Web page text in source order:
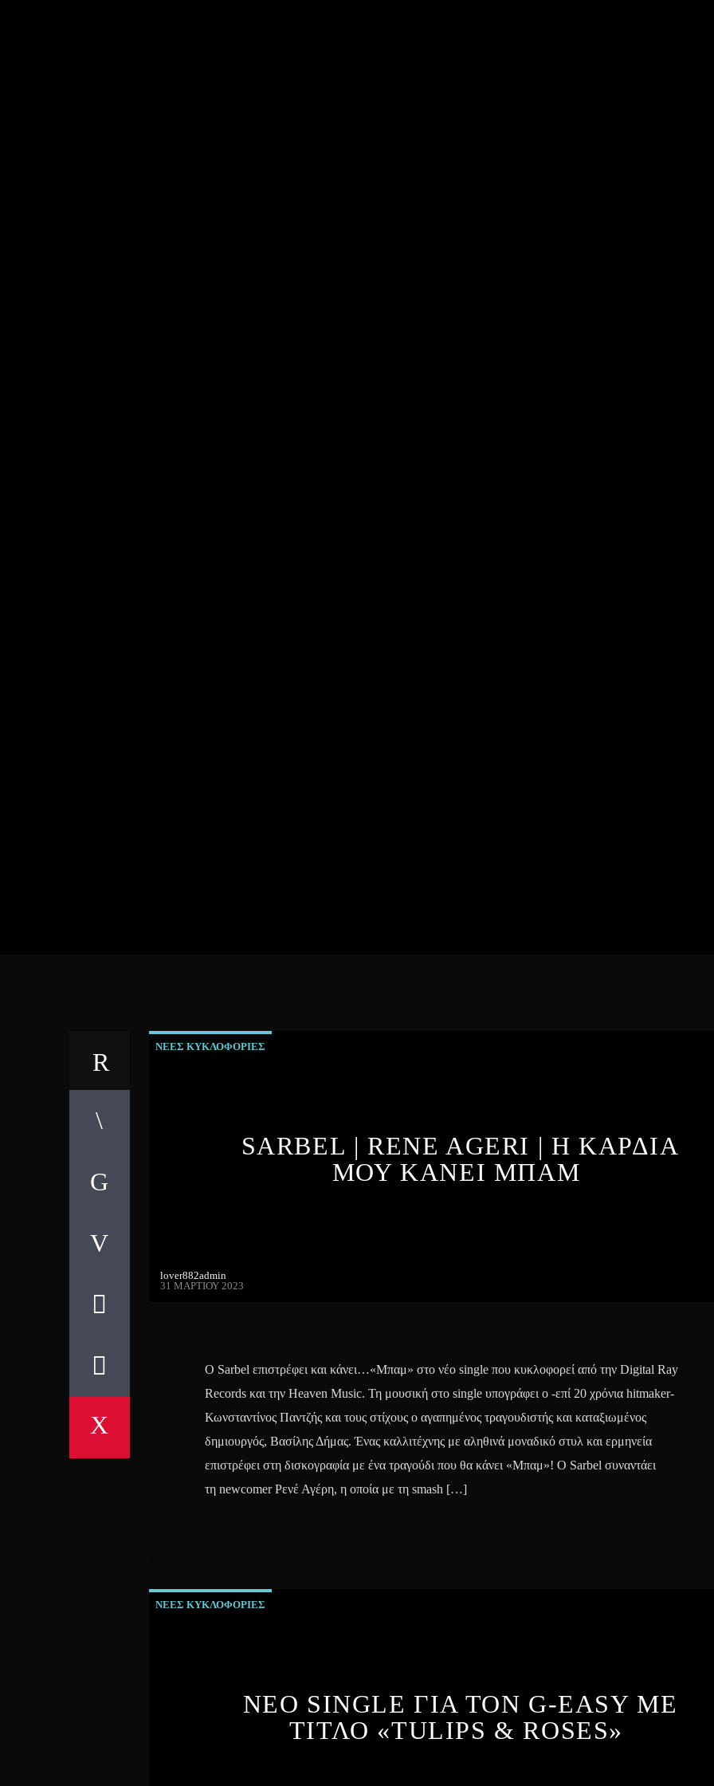
ΝΕΕΣ ΚΥΚΛΟΦΟΡΙΕΣ
SARBEL | RENE AGERI | Η ΚΑΡΔΙΑ
ΜΟΥ ΚΑΝΕΙ ΜΠΑΜ
lover882admin
31 ΜΑΡΤΊΟΥ 2023
Ο Sarbel επιστρέφει και κάνει…«Μπαμ» στο νέο single που κυκλοφορεί από την Digital Ray
Records και την Heaven Music. Τη μουσική στο single υπογράφει ο -επί 20 χρόνια hitmaker-
Κωνσταντίνος Παντζής και τους στίχους ο αγαπημένος τραγουδιστής και καταξιωμένος
δημιουργός, Βασίλης Δήμας. Ένας καλλιτέχνης με αληθινά μοναδικό στυλ και ερμηνεία
επιστρέφει στη δισκογραφία με ένα τραγούδι που θα κάνει «Μπαμ»! Ο Sarbel συναντάει
τη newcomer Ρενέ Αγέρη, η οποία με τη smash […]
ΝΕΕΣ ΚΥΚΛΟΦΟΡΙΕΣ
ΝΕΟ SINGLE ΓΙΑ ΤΟΝ G-EASY ΜΕ
ΤΙΤΛΟ «TULIPS & ROSES»